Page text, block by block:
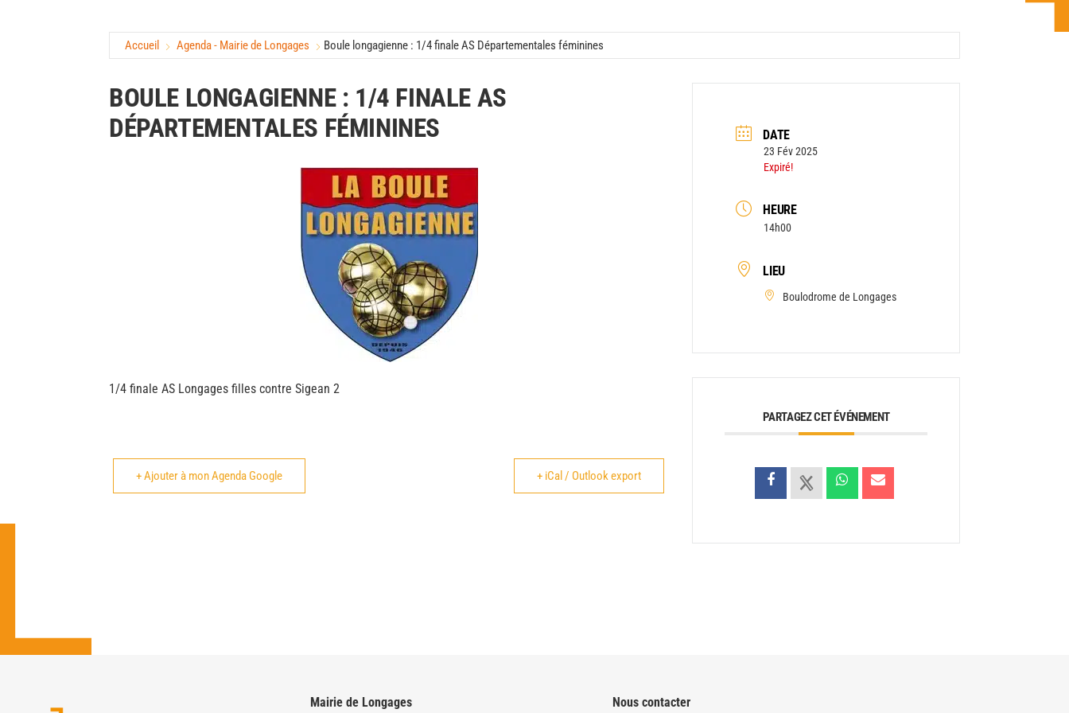
Accueil Agenda - Mairie de Longages Boule longagienne : 1/4 finale AS Départementales féminines
BOULE LONGAGIENNE : 1/4 FINALE AS
DÉPARTEMENTALES FÉMININES
1/4 finale AS Longages filles contre Sigean 2
+ Ajouter à mon Agenda Google + iCal / Outlook export
DATE
23 Fév 2025
Expiré!
HEURE
14h00
LIEU
Boulodrome de Longages
PARTAGEZ CET ÉVÉNEMENT
Mairie de Longages
Nous contacter